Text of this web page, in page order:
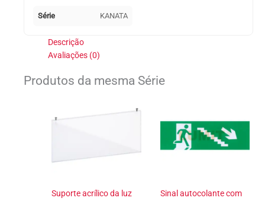
Série KANATA
Descrição
Avaliações (0)
Produtos da mesma Série
Suporte acrílico da luz
Sinal autocolante com